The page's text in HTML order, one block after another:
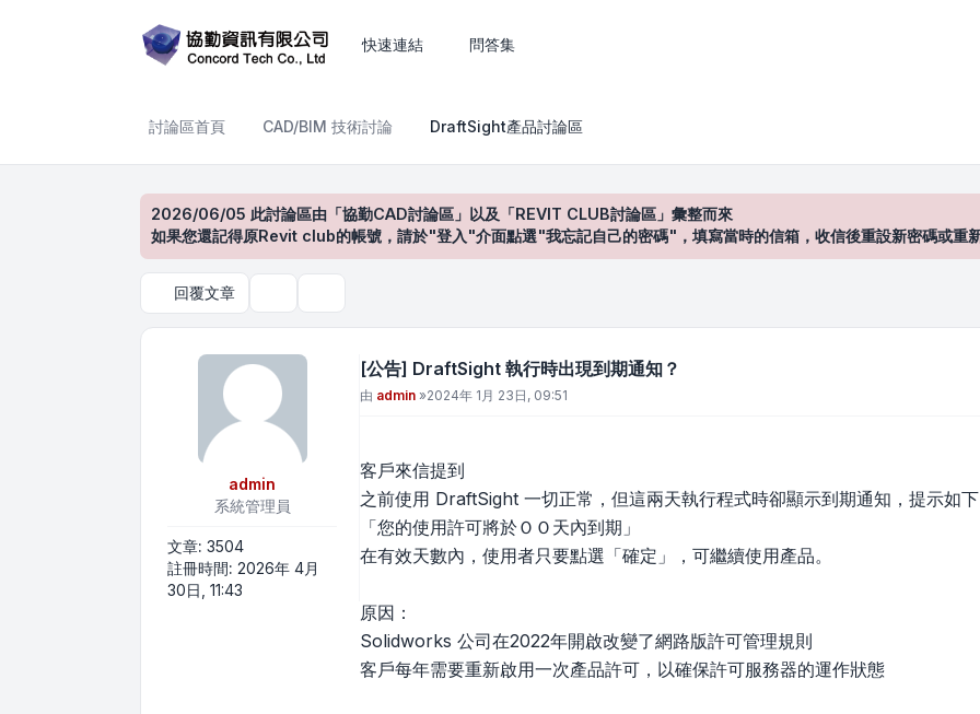
快速連結 問答集
討論區首頁 CAD/BIM 技術討論 DraftSight產品討論區
2026/06/05 此討論區由「協勤CAD討論區」以及「REVIT CLUB討論區」彙整而來
如果您還記得原Revit club的帳號，請於"登入"介面點選"我忘記自己的密碼"，填寫當時的信箱，收信後重設新密碼或重
回覆文章
admin
系統管理員
文章: 3504
註冊時間: 2026年 4月
30日, 11:43
[公告] DraftSight 執行時出現到期通知？
文章
由 admin »2024年 1月 23日, 09:51
客戶來信提到
之前使用 DraftSight 一切正常，但這兩天執行程式時卻顯示到期通知，提示如
「您的使用許可將於ＯＯ天內到期」
在有效天數內，使用者只要點選「確定」，可繼續使用產品。
原因：
Solidworks 公司在2022年開啟改變了網路版許可管理規則
客戶每年需要重新啟用一次產品許可，以確保許可服務器的運作狀態